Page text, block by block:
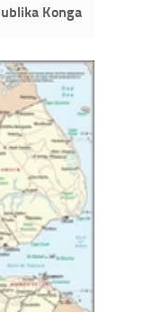
Konga